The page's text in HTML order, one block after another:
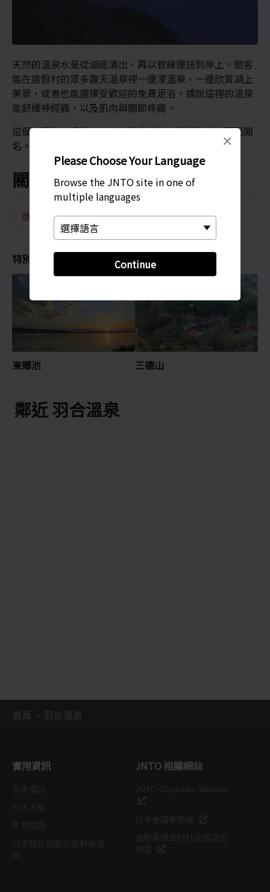
Please Choose Your Language
Browse the JNTO site in one of
multiple languages
Continue
×
天然的溫泉水是從湖底湧出，再以管線運送到岸上。遊客
能在度假村的眾多露天溫泉裡一邊浸溫泉，一邊欣賞湖上
美景，或者也能選擇受歡迎的免費足浴。據說這裡的溫泉
能舒緩神經痛，以及肌肉與關節疼痛。
這個度假村以提供來自日本海的美味、新鮮海鮮料理而聞
名。
關鍵字
放鬆休閒 溫泉
特別推薦
東鄉池 三德山
鄰近 羽合溫泉
實用資訊 JNTO 相關網站